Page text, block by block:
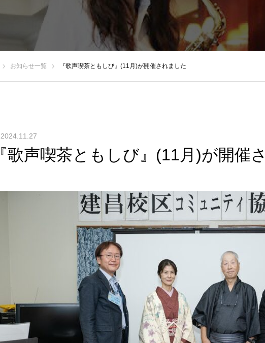
お知らせ一覧 『歌声喫茶ともしび』(11月)が開催されました
2024.11.27
『歌声喫茶ともしび』(11月)が開催